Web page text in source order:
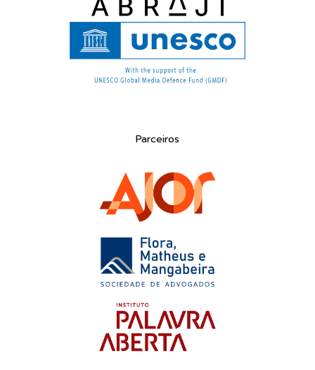
Parceiros